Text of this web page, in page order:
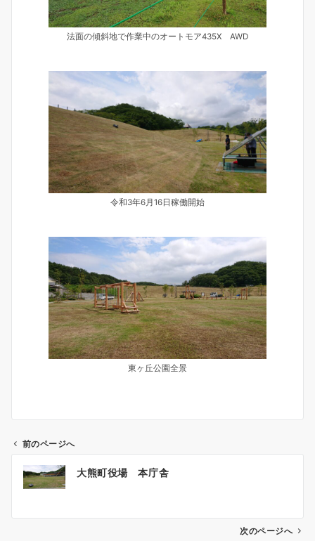
法面の傾斜地で作業中のオートモア435X AWD
令和3年6月16日稼働開始
東ヶ丘公園全景
ビ
前のページへ
大熊町役場 本庁舎
次のページへ